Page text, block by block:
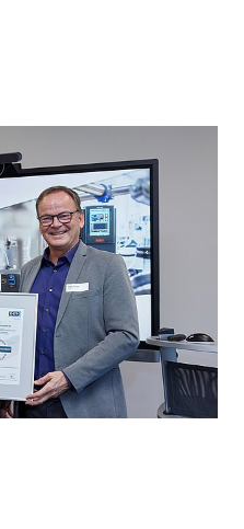
в них
на нее составляет 4
также доступны в
CO2…